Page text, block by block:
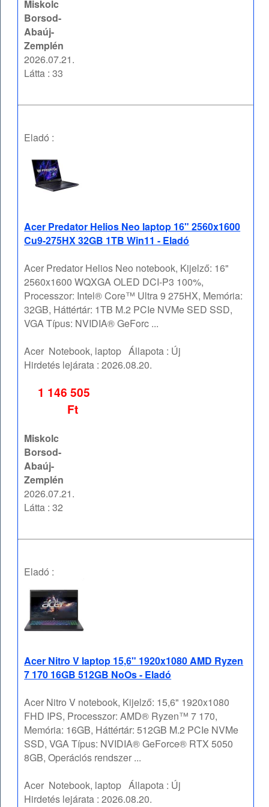
Miskolc
Borsod-
Abaúj-
Zemplén
2026.07.21.
Látta : 33
Eladó :
Acer Predator Helios Neo laptop 16" 2560x1600
Cu9-275HX 32GB 1TB Win11 - Eladó
Acer Predator Helios Neo notebook, Kijelző: 16"
2560x1600 WQXGA OLED DCI-P3 100%,
Processzor: Intel® Core™ Ultra 9 275HX, Memória:
32GB, Háttértár: 1TB M.2 PCIe NVMe SED SSD,
VGA Típus: NVIDIA® GeForc ...
Acer Notebook, laptop Állapota : Új
Hirdetés lejárata :2026.08.20.
1 146 505
Ft
Miskolc
Borsod-
Abaúj-
Zemplén
2026.07.21.
Látta : 32
Eladó :
Acer Nitro V laptop 15,6" 1920x1080 AMD Ryzen
7 170 16GB 512GB NoOs - Eladó
Acer Nitro V notebook, Kijelző: 15,6" 1920x1080
FHD IPS, Processzor: AMD® Ryzen™ 7 170,
Memória: 16GB, Háttértár: 512GB M.2 PCIe NVMe
SSD, VGA Típus: NVIDIA® GeForce® RTX 5050
8GB, Operációs rendszer ...
Acer Notebook, laptop Állapota : Új
Hirdetés lejárata :2026.08.20.